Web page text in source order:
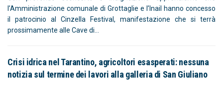
l’Amministrazione comunale di Grottaglie e l’Inail hanno concesso
il patrocinio al Cinzella Festival, manifestazione che si terrà
prossimamente alle Cave di...
Crisi idrica nel Tarantino, agricoltori esasperati: nessuna
notizia sul termine dei lavori alla galleria di San Giuliano